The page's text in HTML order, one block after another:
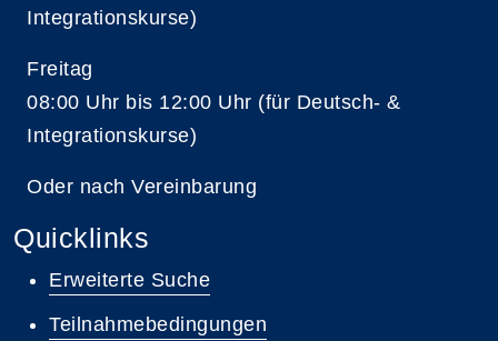
Integrationskurse)
Freitag
08:00 Uhr bis 12:00 Uhr (für Deutsch- &
Integrationskurse)
Oder nach Vereinbarung
Quicklinks
Erweiterte Suche
Teilnahmebedingungen